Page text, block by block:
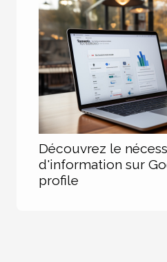
Découvrez le
d'information sur
profile